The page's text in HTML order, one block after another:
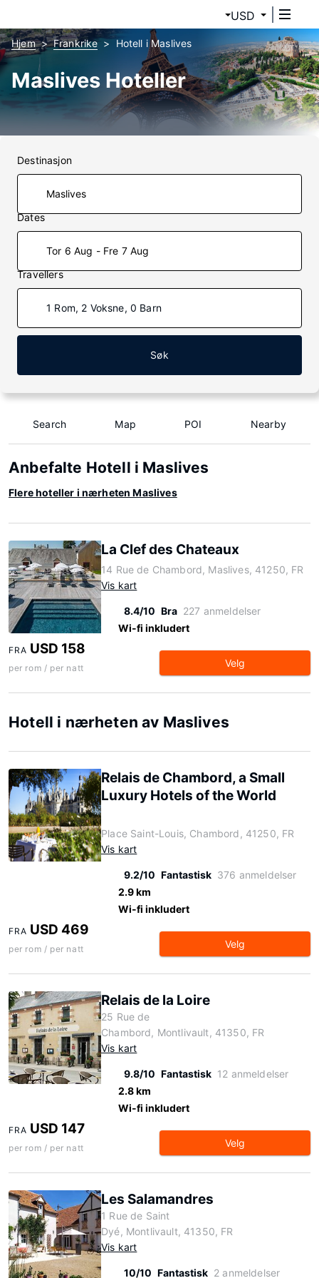
USD
Hjem Frankrike Hotell i Maslives
Maslives Hoteller
Destinasjon
Dates
Tor 6 Aug - Fre 7 Aug
Travellers
1 Rom, 2 Voksne, 0 Barn
Søk
Search Map POI Nearby
Anbefalte Hotell i Maslives
Flere hoteller i nærheten Maslives
La Clef des Chateaux
14 Rue de Chambord, Maslives, 41250, FR
Vis kart
8.4/10 Bra 227 anmeldelser
Wi-fi inkludert
FRA USD 158
per rom / per natt Velg
Hotell i nærheten av Maslives
Relais de Chambord, a Small
Luxury Hotels of the World
Place Saint-Louis, Chambord, 41250, FR
Vis kart
9.2/10 Fantastisk 376 anmeldelser
2.9 km
Wi-fi inkludert
FRA USD 469
per rom / per natt Velg
Relais de la Loire
25 Rue de
Chambord, Montlivault, 41350, FR
Vis kart
9.8/10 Fantastisk 12 anmeldelser
2.8 km
Wi-fi inkludert
FRA USD 147
per rom / per natt Velg
Les Salamandres
1 Rue de Saint
Dyé, Montlivault, 41350, FR
Vis kart
10/10 Fantastisk 2 anmeldelser